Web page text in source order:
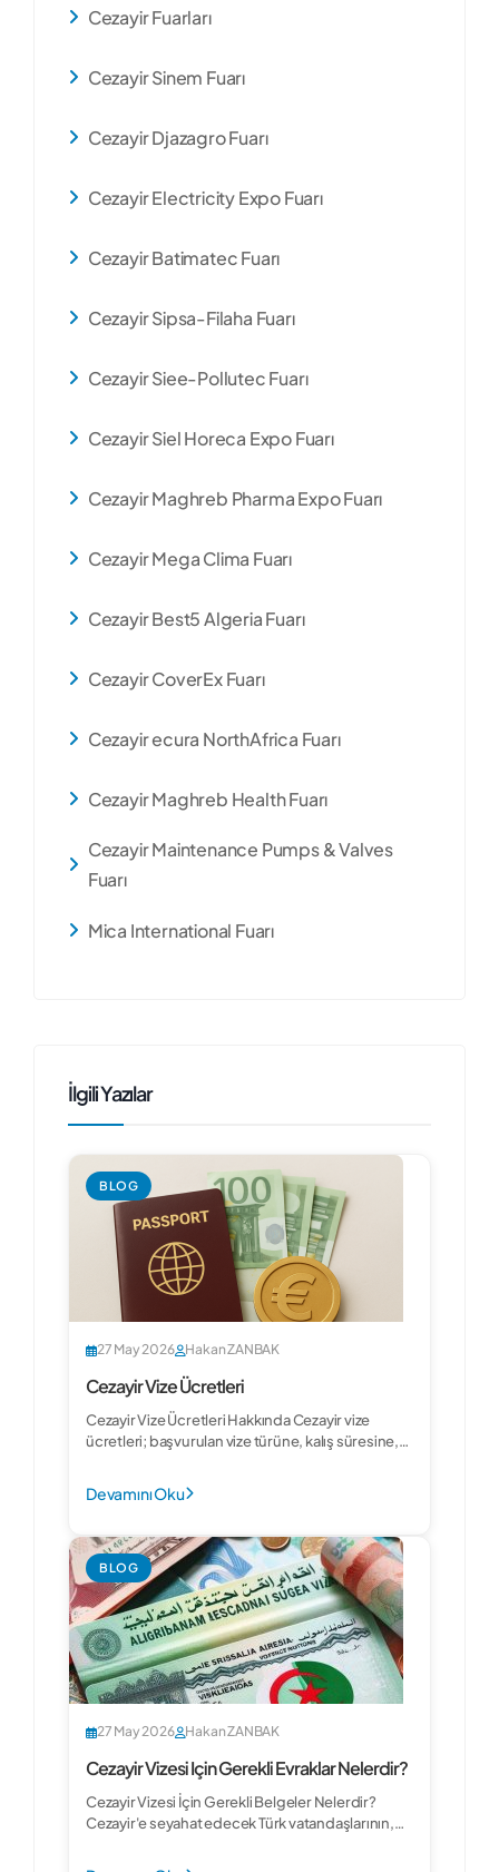
Cezayir Fuarları
Cezayir Sinem Fuarı
Cezayir Djazagro Fuarı
Cezayir Electricity Expo Fuarı
Cezayir Batimatec Fuarı
Cezayir Sipsa-Filaha Fuarı
Cezayir Siee-Pollutec Fuarı
Cezayir Siel Horeca Expo Fuarı
Cezayir Maghreb Pharma Expo Fuarı
Cezayir Mega Clima Fuarı
Cezayir Best5 Algeria Fuarı
Cezayir CoverEx Fuarı
Cezayir ecura NorthAfrica Fuarı
Cezayir Maghreb Health Fuarı
Cezayir Maintenance Pumps & Valves
Fuarı
Mica International Fuarı
İlgili Yazılar
BLOG
27 May 2026 Hakan ZANBAK
Cezayir Vize Ücretleri
Cezayir Vize Ücretleri Hakkında Cezayir vize
ücretleri; başvurulan vize türüne, kalış süresine,
Devamını Oku
BLOG
27 May 2026 Hakan ZANBAK
Cezayir Vizesi Için Gerekli Evraklar Nelerdir?
Cezayir Vizesi İçin Gerekli Belgeler Nelerdir?
Cezayir'e seyahat edecek Türk vatandaşlarının,